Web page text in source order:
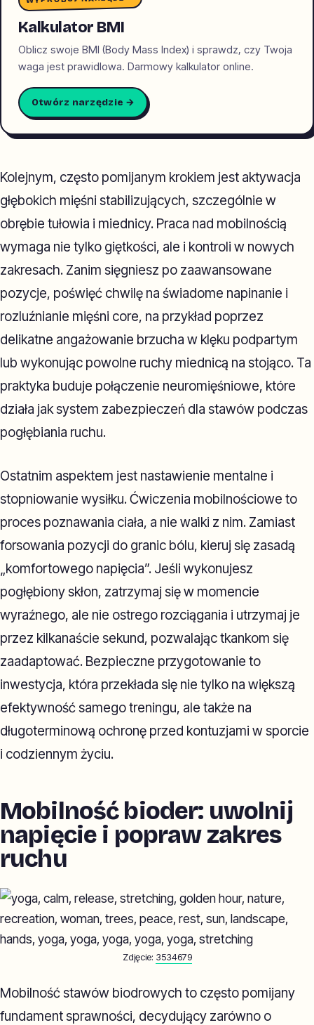
Kalkulator BMI
Oblicz swoje BMI (Body Mass Index) i sprawdz, czy Twoja
waga jest prawidlowa. Darmowy kalkulator online.
Otwórz narzędzie →
Kolejnym, często pomijanym krokiem jest aktywacja
głębokich mięśni stabilizujących, szczególnie w
obrębie tułowia i miednicy. Praca nad mobilnością
wymaga nie tylko giętkości, ale i kontroli w nowych
zakresach. Zanim sięgniesz po zaawansowane
pozycje, poświęć chwilę na świadome napinanie i
rozluźnianie mięśni core, na przykład poprzez
delikatne angażowanie brzucha w klęku podpartym
lub wykonując powolne ruchy miednicą na stojąco. Ta
praktyka buduje połączenie neuromięśniowe, które
działa jak system zabezpieczeń dla stawów podczas
pogłębiania ruchu.
Ostatnim aspektem jest nastawienie mentalne i
stopniowanie wysiłku. Ćwiczenia mobilnościowe to
proces poznawania ciała, a nie walki z nim. Zamiast
forsowania pozycji do granic bólu, kieruj się zasadą
„komfortowego napięcia”. Jeśli wykonujesz
pogłębiony skłon, zatrzymaj się w momencie
wyraźnego, ale nie ostrego rozciągania i utrzymaj je
przez kilkanaście sekund, pozwalając tkankom się
zaadaptować. Bezpieczne przygotowanie to
inwestycja, która przekłada się nie tylko na większą
efektywność samego treningu, ale także na
długoterminową ochronę przed kontuzjami w sporcie
i codziennym życiu.
Mobilność bioder: uwolnij
napięcie i popraw zakres
ruchu
Zdjęcie: 3534679
Mobilność stawów biodrowych to często pomijany
fundament sprawności, decydujący zarówno o